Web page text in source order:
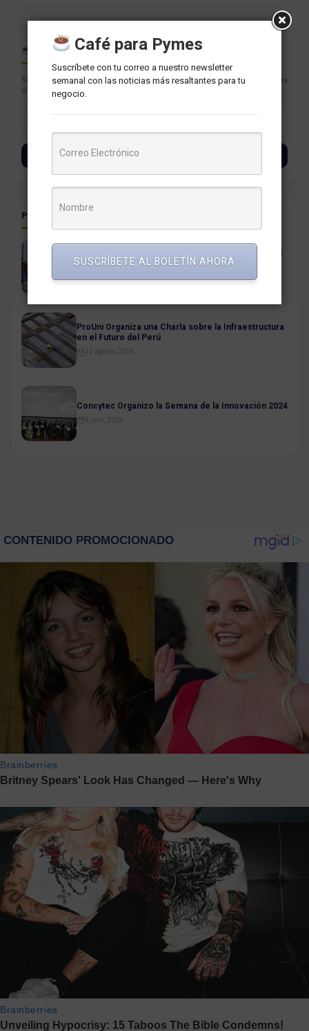
CAFÉ PARA PYMES
Suscríbete con tu correo a nuestro newsletter semanal con las noticias
más resaltantes para tu negocio.
SUSCRÍBETE
POSTS RELACIONADOS
La inestabilidad política es el principal freno para el
crecimiento de Perú, según BBVA Research
4 noviembre, 2025
ProUni Organiza una Charla sobre la Infraestructura
en el Futuro del Perú
12 agosto, 2024
Concytec Organizo la Semana de la Innovación 2024
9 julio, 2024
Café para Pymes
Suscríbete con tu correo a nuestro newsletter
semanal con las noticias más resaltantes para tu
negocio.
SUSCRÍBETE AL BOLETÍN AHORA